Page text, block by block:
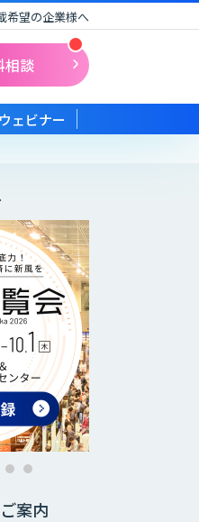
希望の企業様へ
相談
ウェビナー
案内